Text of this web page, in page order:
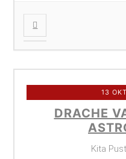
13
DRACHE
Kita